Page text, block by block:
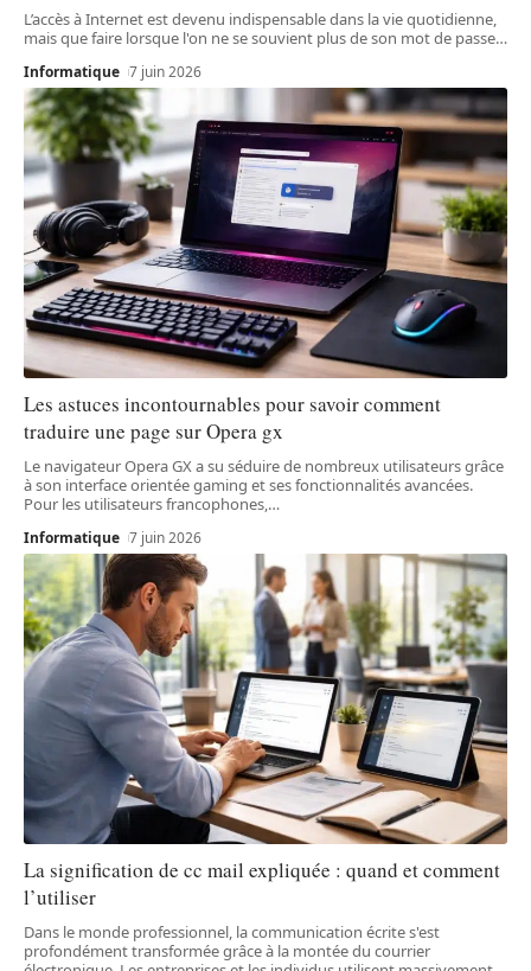
L’accès à Internet est devenu indispensable dans la vie quotidienne,
mais que faire lorsque l'on ne se souvient plus de son mot de passe…
Informatique 7 juin 2026
Les astuces incontournables pour savoir comment
traduire une page sur Opera gx
Le navigateur Opera GX a su séduire de nombreux utilisateurs grâce
à son interface orientée gaming et ses fonctionnalités avancées.
Pour les utilisateurs francophones,…
Informatique 7 juin 2026
La signification de cc mail expliquée : quand et comment
l’utiliser
Dans le monde professionnel, la communication écrite s'est
profondément transformée grâce à la montée du courrier